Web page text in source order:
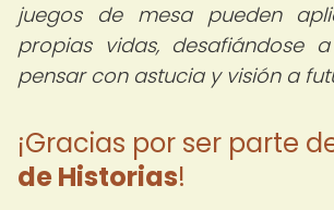
juegos de mesa pueden
propias vidas, desafiándose
pensar con astucia y visión a
¡Gracias por ser parte
de Historias!